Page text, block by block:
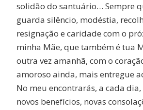
solidão do santuário… Sempre
guarda silêncio, modéstia,
resignação e caridade com o
minha Mãe, que também é tua
outra vez amanhã, com o
amoroso ainda, mais entregue
No meu encontrarás, a cada
novos benefícios, novas